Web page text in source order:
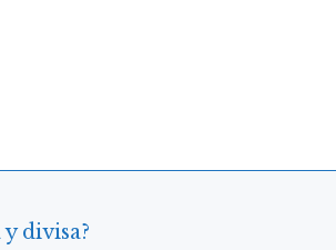
divisa?